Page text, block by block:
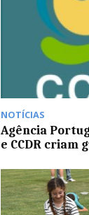
NOTÍCIAS
Agência
e CCDR criam